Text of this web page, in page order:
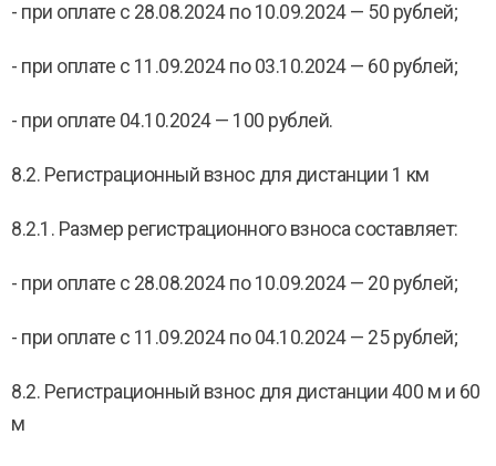
- при оплате с 28.08.2024 по 10.09.2024 — 50 рублей;
- при оплате с 11.09.2024 по 03.10.2024 — 60 рублей;
- при оплате 04.10.2024 — 100 рублей.
8.2. Регистрационный взнос для дистанции 1 км
8.2.1. Размер регистрационного взноса составляет:
- при оплате с 28.08.2024 по 10.09.2024 — 20 рублей;
- при оплате с 11.09.2024 по 04.10.2024 — 25 рублей;
8.2. Регистрационный взнос для дистанции 400 м и 60
м